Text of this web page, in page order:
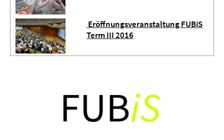
Eröffnungsveranstaltung FUBiS
Term III 2016